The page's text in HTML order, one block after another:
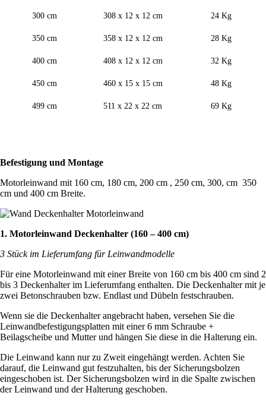
300 cm 308 x 12 x 12 cm 24 Kg
350 cm 358 x 12 x 12 cm 28 Kg
400 cm 408 x 12 x 12 cm 32 Kg
450 cm 460 x 15 x 15 cm 48 Kg
499 cm 511 x 22 x 22 cm 69 Kg
Befestigung und Montage
Motorleinwand mit 160 cm, 180 cm, 200 cm , 250 cm, 300, cm 350
cm und 400 cm Breite.
1. Motorleinwand Deckenhalter (160 – 400 cm)
3 Stück im Lieferumfang für Leinwandmodelle
Für eine Motorleinwand mit einer Breite von 160 cm bis 400 cm sind 2
bis 3 Deckenhalter im Lieferumfang enthalten. Die Deckenhalter mit je
zwei Betonschrauben bzw. Endlast und Dübeln festschrauben.
Wenn sie die Deckenhalter angebracht haben, versehen Sie die
Leinwandbefestigungsplatten mit einer 6 mm Schraube +
Beilagscheibe und Mutter und hängen Sie diese in die Halterung ein.
Die Leinwand kann nur zu Zweit eingehängt werden. Achten Sie
darauf, die Leinwand gut festzuhalten, bis der Sicherungsbolzen
eingeschoben ist. Der Sicherungsbolzen wird in die Spalte zwischen
der Leinwand und der Halterung geschoben.